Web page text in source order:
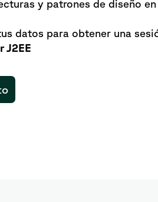
y patrones de diseño
datos para obtener una
J2EE